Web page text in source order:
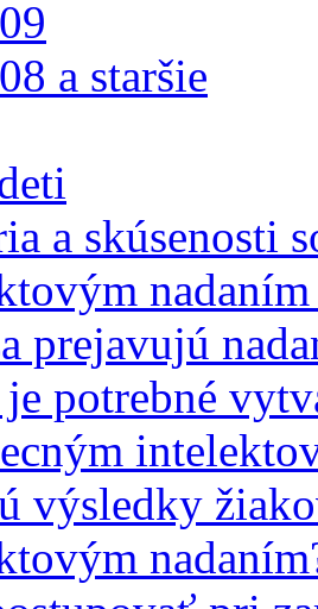
a staršie
a skúsenosti
prejavujú
je potrebné
výsledky